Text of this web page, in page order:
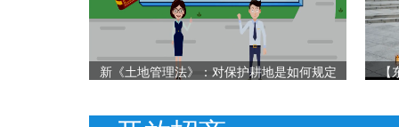
新《土地管理法》：对保护耕地是如何规定
【